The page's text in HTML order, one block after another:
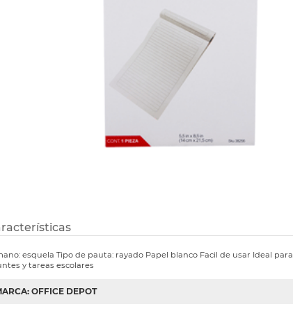
Refuerzos para carpeta
Ver más
esquela Tipo de pauta: rayado Papel blanco Facil de usar Ideal para
y tareas escolares
OFFICE DEPOT